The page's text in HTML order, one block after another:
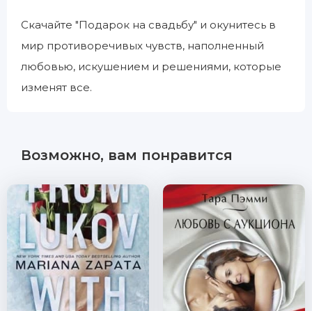
Скачайте "Подарок на свадьбу" и окунитесь в
мир противоречивых чувств, наполненный
любовью, искушением и решениями, которые
изменят все.
Возможно, вам понравится